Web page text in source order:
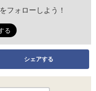
をフォローしよう！
シェアする